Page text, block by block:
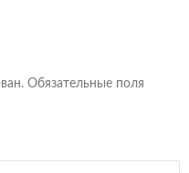
Обязательные поля